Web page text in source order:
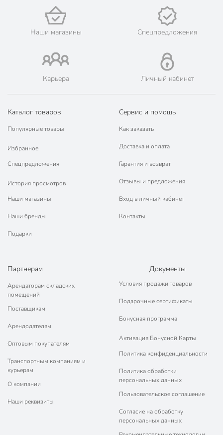
Наши магазины Спецпредложения
Карьера Личный кабинет
Каталог товаров
Популярные товары
Избранное
Спецпредложения
История просмотров
Наши магазины
Наши бренды
Подарки
Сервис и помощь
Как заказать
Доставка и оплата
Гарантия и возврат
Отзывы и предложения
Вход в личный кабинет
Контакты
Партнерам
Арендаторам складских
помещений
Поставщикам
Арендодателям
Оптовым покупателям
Транспортным компаниям и
курьерам
О компании
Наши реквизиты
Документы
Условия продажи товаров
Подарочные сертификаты
Бонусная программа
Активация Бонусной Карты
Политика конфиденциальности
Политика обработки
персональных данных
Пользовательское соглашение
Согласие на обработку
персональных данных